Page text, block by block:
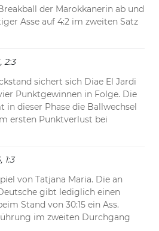
der Marokkanerin ab und
Asse auf 4:2 im zweiten Satz
2:3
sichert sich Diae El Jardi
Punktgewinnen in Folge. Die
in dieser Phase die Ballwechsel
ersten Punktverlust bei
1:3
von Tatjana Maria. Die an
gibt lediglich einen
Stand von 30:15 ein Ass.
im zweiten Durchgang